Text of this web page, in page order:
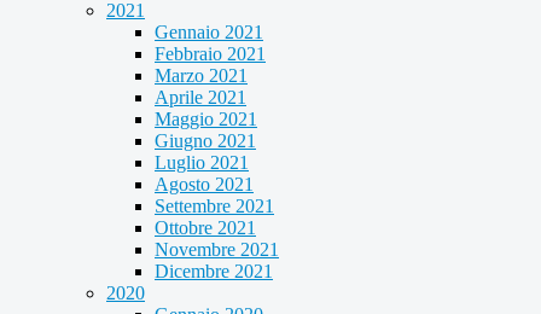
2021
Gennaio 2021
Febbraio 2021
Marzo 2021
Aprile 2021
Maggio 2021
Giugno 2021
Luglio 2021
Agosto 2021
Settembre 2021
Ottobre 2021
Novembre 2021
Dicembre 2021
2020